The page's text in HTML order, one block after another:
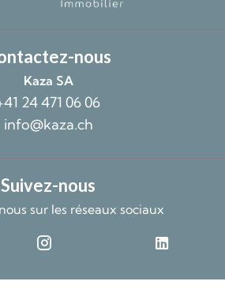
nous
Kaza SA
24 471 06 06
info@kaza.ch
Suivez-nous
sur les réseaux sociaux